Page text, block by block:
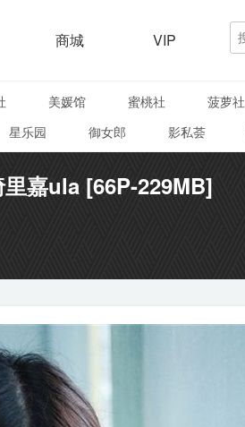
商城 VIP
美媛馆 蜜桃社 菠萝社
星乐园 御女郎 影私荟
嘉ula [66P-229MB]